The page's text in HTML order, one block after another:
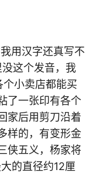
用汉字还真写不
这个发音，我
个小卖店都能买
了一张印有各个
家后用剪刀沿着
样的，有变形金
侠五义，杨家将
的直径约12厘